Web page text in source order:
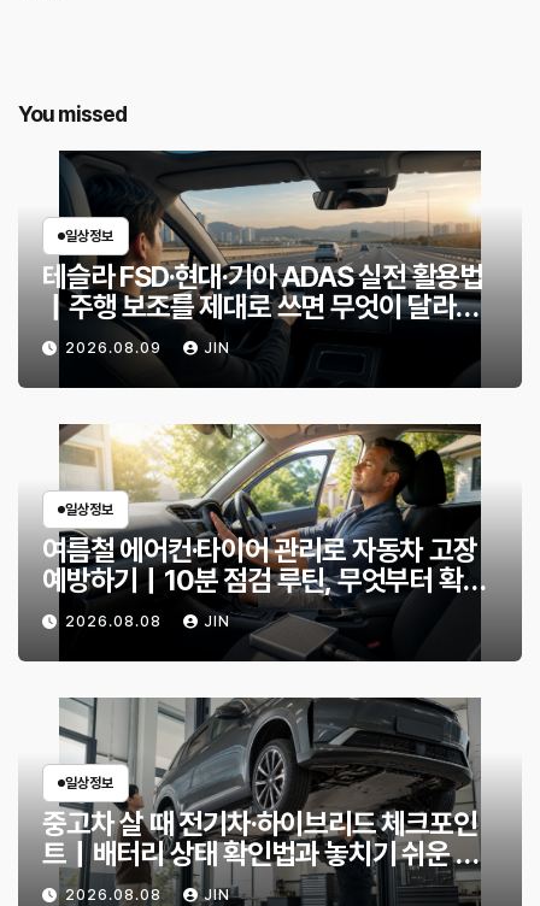
You missed
일상정보
테슬라 FSD·현대·기아 ADAS 실전 활용법
｜주행 보조를 제대로 쓰면 무엇이 달라질
까?2026.08.09 JIN
일상정보
여름철 에어컨·타이어 관리로 자동차 고장
예방하기｜10분 점검 루틴, 무엇부터 확인
할까?
2026.08.08 JIN
일상정보
중고차 살 때 전기차·하이브리드 체크포인
트｜배터리 상태 확인법과 놓치기 쉬운 위
험 신호
2026.08.08 JIN